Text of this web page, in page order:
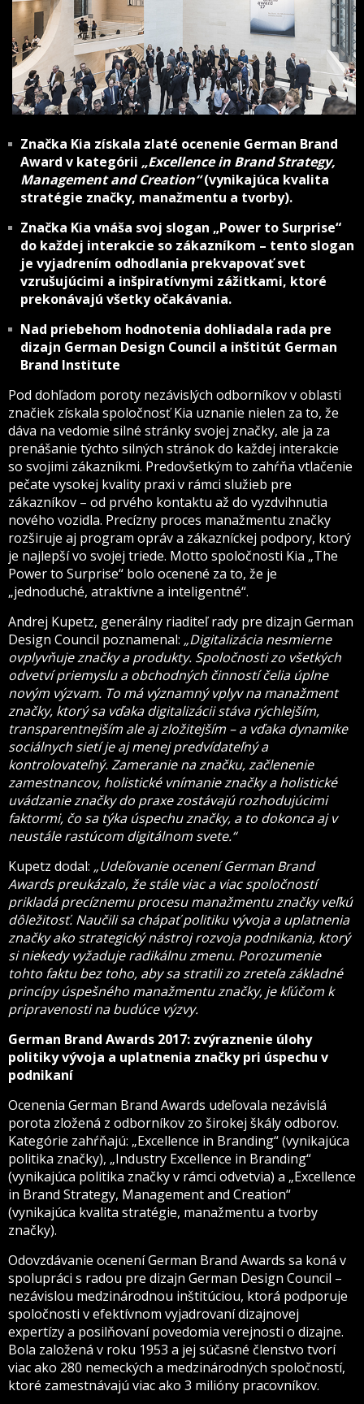
Značka Kia získala zlaté ocenenie German Brand
Award v kategórii „Excellence in Brand Strategy,
Management and Creation“(vynikajúca kvalita
stratégie značky, manažmentu a tvorby).
Značka Kia vnáša svoj slogan „Power to Surprise“
do každej interakcie so zákazníkom – tento slogan
je vyjadrením odhodlania prekvapovať svet
vzrušujúcimi a inšpiratívnymi zážitkami, ktoré
prekonávajú všetky očakávania.
Nad priebehom hodnotenia dohliadala rada pre
dizajn German Design Council a inštitút German
Brand Institute
Pod dohľadom poroty nezávislých odborníkov v oblasti
značiek získala spoločnosť Kia uznanie nielen za to, že
dáva na vedomie silné stránky svojej značky, ale ja za
prenášanie týchto silných stránok do každej interakcie
so svojimi zákazníkmi. Predovšetkým to zahŕňa vtlačenie
pečate vysokej kvality praxi v rámci služieb pre
zákazníkov – od prvého kontaktu až do vyzdvihnutia
nového vozidla. Precízny proces manažmentu značky
rozširuje aj program opráv a zákazníckej podpory, ktorý
je najlepší vo svojej triede. Motto spoločnosti Kia „The
Power to Surprise“ bolo ocenené za to, že je
„jednoduché, atraktívne a inteligentné“.
Andrej Kupetz, generálny riaditeľ rady pre dizajn German
Design Council poznamenal: „Digitalizácia nesmierne
ovplyvňuje značky a produkty. Spoločnosti zo všetkých
odvetví priemyslu a obchodných činností čelia úplne
novým výzvam. To má významný vplyv na manažment
značky, ktorý sa vďaka digitalizácii stáva rýchlejším,
transparentnejším ale aj zložitejším – a vďaka dynamike
sociálnych sietí je aj menej predvídateľný a
kontrolovateľný. Zameranie na značku, začlenenie
zamestnancov, holistické vnímanie značky a holistické
uvádzanie značky do praxe zostávajú rozhodujúcimi
faktormi, čo sa týka úspechu značky, a to dokonca aj v
neustále rastúcom digitálnom svete.“
Kupetz dodal: „Udeľovanie ocenení German Brand
Awards preukázalo, že stále viac a viac spoločností
prikladá precíznemu procesu manažmentu značky veľkú
dôležitosť. Naučili sa chápať politiku vývoja a uplatnenia
značky ako strategický nástroj rozvoja podnikania, ktorý
si niekedy vyžaduje radikálnu zmenu. Porozumenie
tohto faktu bez toho, aby sa stratili zo zreteľa základné
princípy úspešného manažmentu značky, je kľúčom k
pripravenosti na budúce výzvy.
German Brand Awards 2017: zvýraznenie úlohy
politiky vývoja a uplatnenia značky pri úspechu v
podnikaní
Ocenenia German Brand Awards udeľovala nezávislá
porota zložená z odborníkov zo širokej škály odborov.
Kategórie zahŕňajú: „Excellence in Branding“ (vynikajúca
politika značky), „Industry Excellence in Branding“
(vynikajúca politika značky v rámci odvetvia) a „Excellence
in Brand Strategy, Management and Creation“
(vynikajúca kvalita stratégie, manažmentu a tvorby
značky).
Odovzdávanie ocenení German Brand Awards sa koná v
spolupráci s radou pre dizajn German Design Council –
nezávislou medzinárodnou inštitúciou, ktorá podporuje
spoločnosti v efektívnom vyjadrovaní dizajnovej
expertízy a posilňovaní povedomia verejnosti o dizajne.
Bola založená v roku 1953 a jej súčasné členstvo tvorí
viac ako 280 nemeckých a medzinárodných spoločností,
ktoré zamestnávajú viac ako 3 milióny pracovníkov.